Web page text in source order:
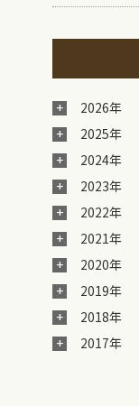
2026年
2025年
2024年
2023年
2022年
2021年
2020年
2019年
2018年
2017年